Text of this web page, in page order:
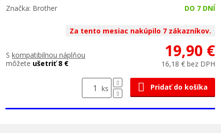
Značka: Brother DO 7 DNÍ
Za tento mesiac nakúpilo 7 zákazníkov.
S kompatibilnou náplňou
môžete ušetriť 8 €
19,90 €
16,18 € bez DPH
ks Pridať do košíka